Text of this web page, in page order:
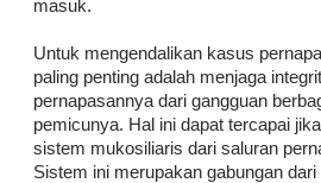
masuk.
Untuk mengendalikan kasus
paling penting adalah menjaga
pernapasannya dari gangguan
pemicunya. Hal ini dapat tercapai
sistem mukosiliaris dari saluran
Sistem ini merupakan gabungan